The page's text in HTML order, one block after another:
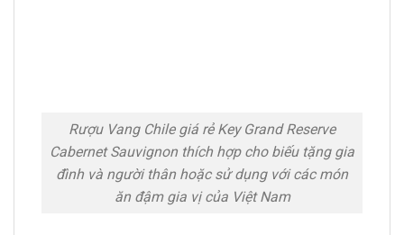
Rượu Vang Chile giá rẻ Key Grand Reserve
Cabernet Sauvignon thích hợp cho biếu tặng gia
đình và người thân hoặc sử dụng với các món
ăn đậm gia vị của Việt Nam